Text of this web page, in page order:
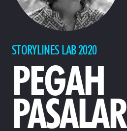
STORYLINES LAB 2020
PEGAH
PASALAR